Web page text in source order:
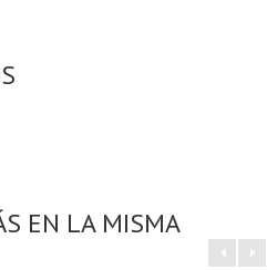
EN LA MISMA